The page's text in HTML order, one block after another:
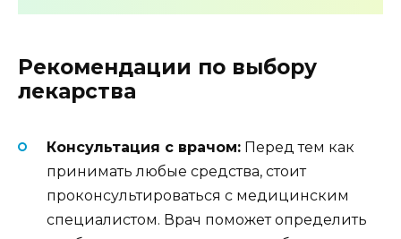
Рекомендации по выбору
лекарства
Консультация с врачом: Перед тем как
принимать любые средства, стоит
проконсультироваться с медицинским
специалистом. Врач поможет определить